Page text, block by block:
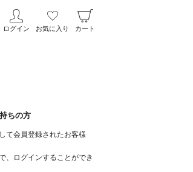
ログイン お気に入り カート
ちの方
て会員登録されたお客様
、ログインすることができ